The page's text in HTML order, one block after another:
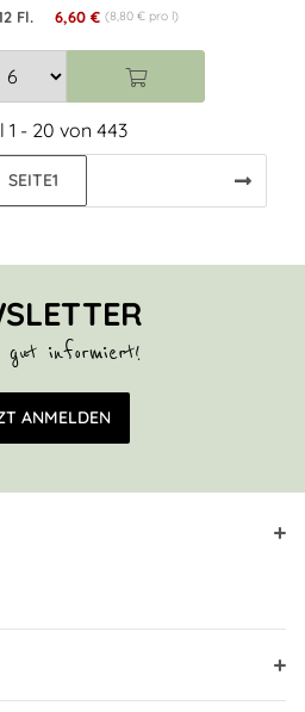
Fl. 6,60 € (8,80 € pro l)
1 - 20 von 443
SEITE1
informiert!
Adresse
ANMELDEN